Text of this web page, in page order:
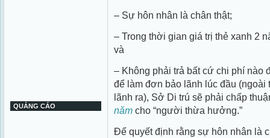
QUẢNG CÁO
– Sự hôn nhân là chân thật;
– Trong thời gian giá trị thẻ xanh 2
và
– Không phải trả bất cứ chi phí nào
để làm đơn bảo lãnh lúc đầu
lãnh ra), Sở Di trú sẽ phải chấp
năm cho “người thừa hưởng.”
Để quyết định rằng sự hôn nhân là